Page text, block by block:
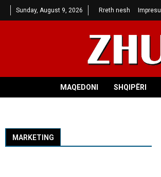
Sunday, August 9, 2026 Rreth nesh
MAQEDONI SHQIPËRI
MARKETING